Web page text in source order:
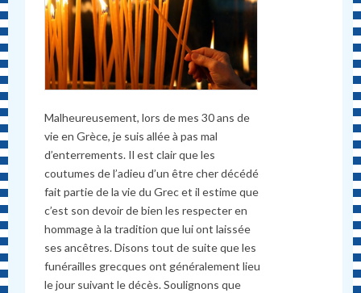
Malheureusement, lors de mes 30 ans de
vie en Grèce, je suis allée à pas mal
d’enterrements. Il est clair que les
coutumes de l’adieu d’un être cher décédé
fait partie de la vie du Grec et il estime que
c’est son devoir de bien les respecter en
hommage à la tradition que lui ont laissée
ses ancêtres. Disons tout de suite que les
funérailles grecques ont généralement lieu
le jour suivant le décès. Soulignons que